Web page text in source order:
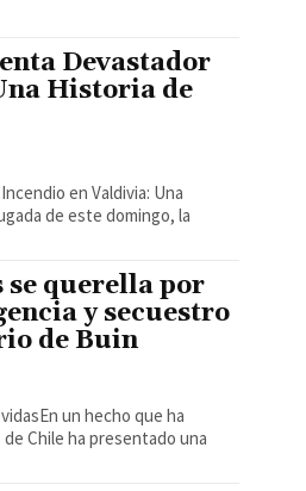
Devastador
Historia de
en Valdivia: Una
de este domingo, la
se querella por
y secuestro
de Buin
un hecho que ha
Chile ha presentado una